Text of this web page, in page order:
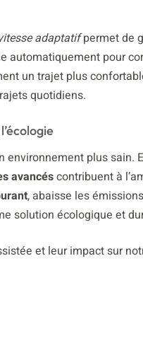
adaptatifpermet de
pour
un trajet plus
quotidiens.
environnement plus sain.
avancéscontribuent à
, abaisse les
solution écologique et
et leur impact sur